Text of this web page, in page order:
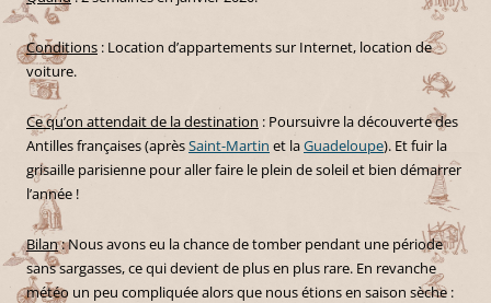
Conditions : Location d’appartements sur Internet, location de
voiture.
Ce qu’on attendait de la destination : Poursuivre la découverte des
Antilles françaises (aprèsSaint-Martin et laGuadeloupe). Et fuir la
grisaille parisienne pour aller faire le plein de soleil et bien démarrer
l’année !
Bilan: Nous avons eu la chance de tomber pendant une période
sans sargasses, ce qui devient de plus en plus rare. En revanche
météo un peu compliquée alors que nous étions en saison sèche :